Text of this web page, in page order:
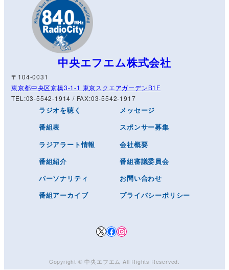
中央エフエム株式会社
〒104-0031
東京都中央区京橋3-1-1 東京スクエアガーデンB1F
TEL:03-5542-1914 / FAX:03-5542-1917
ラジオを聴く
番組表
ラジアラート情報
番組紹介
パーソナリティ
番組アーカイブ
メッセージ
スポンサー募集
会社概要
番組審議委員会
お問い合わせ
プライバシーポリシー
XFacebook
Instagram
Copyright © ️中央エフエム All Rights Reserved.